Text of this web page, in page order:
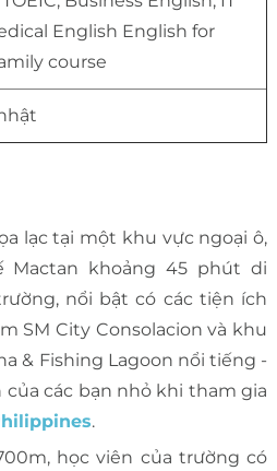
English English for
course
lạc tại một khu vực ngoại ô,
Mactan khoảng 45 phút di
nổi bật có các tiện ích
SM City Consolacion và khu
& Fishing Lagoon nổi tiếng -
các bạn nhỏ khi tham gia
.
học viên của trường có